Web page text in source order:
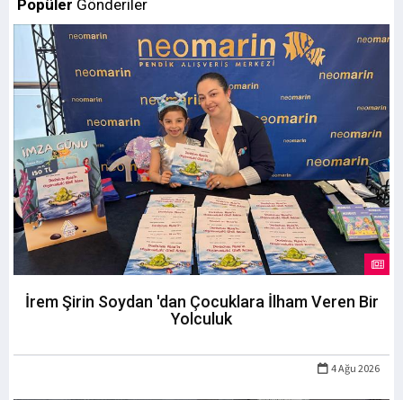
Popüler Gönderiler
İrem Şirin Soydan 'dan Çocuklara İlham Veren Bir
Yolculuk
4 Ağu 2026